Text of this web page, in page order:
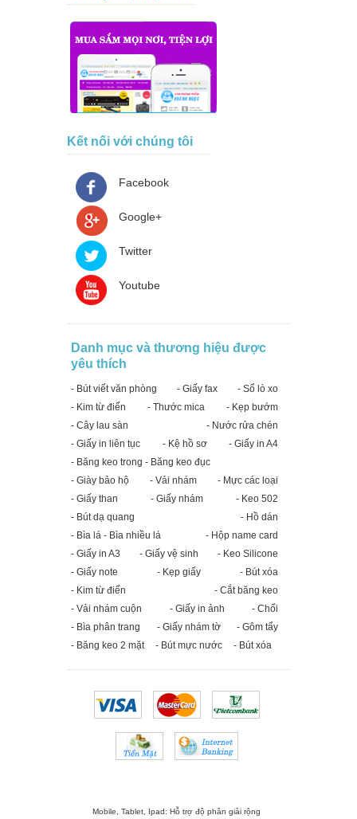
Kết nối với chúng tôi
Facebook
Google+
Twitter
Youtube
Danh mục và thương hiệu được
yêu thích
- Bút viết văn phòng - Giấy fax
- Sổ lò xo
- Kim từ điển
- Thước mica
- Kẹp bướm
- Cây lau sàn
- Nước rửa chén
- Giấy in liên tục
- Kệ hồ sơ
- Giấy in A4
- Băng keo trong - Băng keo đục
- Giày bảo hộ
- Vải nhám
- Mực các loại
- Giấy than
- Giấy nhám
- Keo 502
- Bút dạ quang
- Hồ dán
- Bìa lá - Bìa nhiều lá
- Hộp name card
- Giấy in A3
- Giấy vệ sinh
- Keo Silicone
- Giấy note
- Kẹp giấy
- Bút xóa
- Kim từ điển
- Cắt băng keo
- Vải nhám cuộn
- Giấy in ảnh
- Chổi
- Bìa phân trang
- Giấy nhám tờ
- Gôm tẩy
- Băng keo 2 mặt
- Bút mực nước - Bút xóa
Mobile, Tablet, Ipad: Hỗ trợ độ phân giải rộng